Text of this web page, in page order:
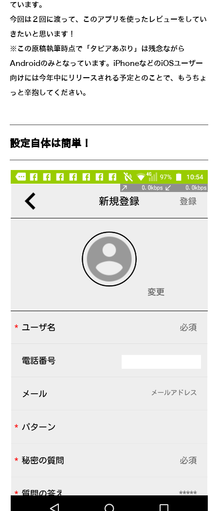
ています。
今回は２回に渡って、このアプリを使ったレビューをしてい
きたいと思います！
※この原稿執筆時点で「タピアあぷり」は残念ながら
Androidのみとなっています。iPhoneなどのiOSユーザー
向けには今年中にリリースされる予定とのことで、もうちょ
っと辛抱してください。
設定自体は簡単！